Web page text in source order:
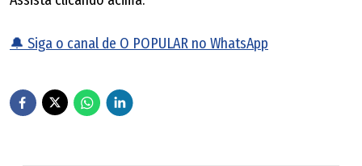
🔔 Siga o canal de O POPULAR no WhatsApp